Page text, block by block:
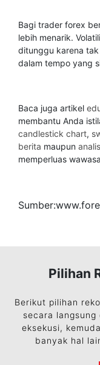
Bagi trader forex
lebih menarik.
ditunggu karena
dalam tempo yang
Baca juga artikel
membantu Anda
candlestick chart,
berita maupun
memperluas
Pilihan
Berikut pilihan
secara
eksekusi,
banyak hal